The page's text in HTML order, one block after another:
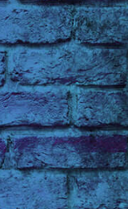
割」